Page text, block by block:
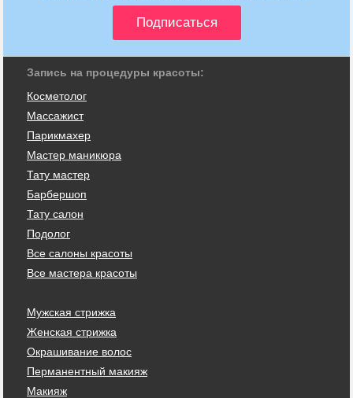
Запись на процедуры красоты:
Косметолог
Массажист
Парикмахер
Мастер маникюра
Тату мастер
Барбершоп
Тату салон
Подолог
Все салоны красоты
Все мастера красоты
Мужская стрижка
Женская стрижка
Окрашивание волос
Перманентный макияж
Макияж